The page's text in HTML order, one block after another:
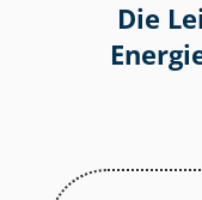
Die